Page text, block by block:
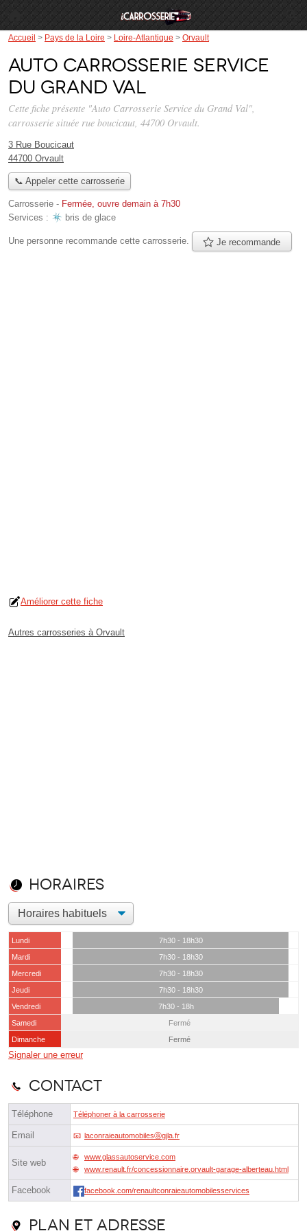
Accueil > Pays de la Loire > Loire-Atlantique > Orvault
Auto Carrosserie Service
du Grand Val
Cette fiche présente "Auto Carrosserie Service du Grand Val",
carrosserie située rue boucicaut, 44700 Orvault.
3 Rue Boucicaut
44700 Orvault
📞 Appeler cette carrosserie
Carrosserie - Fermée, ouvre demain à 7h30
Services :
bris de glace
Une personne recommande cette carrosserie. Je recommande
Améliorer cette fiche
Autres carrosseries à Orvault
Horaires
Lundi
7h30 - 18h30
Mardi
7h30 - 18h30
Mercredi
7h30 - 18h30
Jeudi
7h30 - 18h30
Vendredi
7h30 - 18h
Samedi
Fermé
Dimanche
Fermé
Signaler une erreur
Contact
Téléphone Téléphoner à la carrosserie
Email laconraieautomobilesⓐgjla.fr
Site web
www.glassautoservice.com
www.renault.fr/concessionnaire.orvault-garage-alberteau.html
Facebook facebook.com/renaultconraieautomobilesservices
Plan et adresse